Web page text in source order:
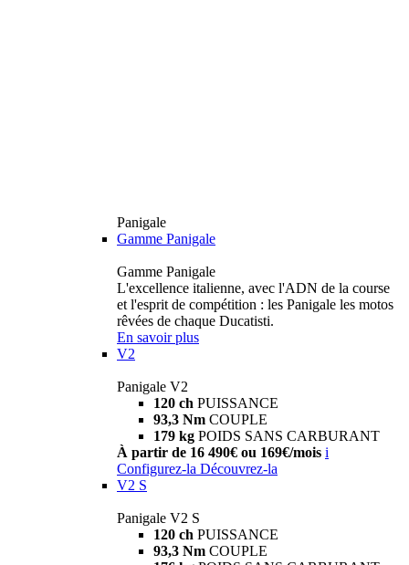
Panigale
Gamme Panigale
Gamme Panigale
L'excellence italienne, avec l'ADN de la course
et l'esprit de compétition : les Panigale les motos
rêvées de chaque Ducatisti.
En savoir plus
V2
Panigale V2
120 ch PUISSANCE
93,3 Nm COUPLE
179 kg POIDS SANS CARBURANT
À partir de 16 490€ ou 169€/mois i
Configurez-la Découvrez-la
V2 S
Panigale V2 S
120 ch PUISSANCE
93,3 Nm COUPLE